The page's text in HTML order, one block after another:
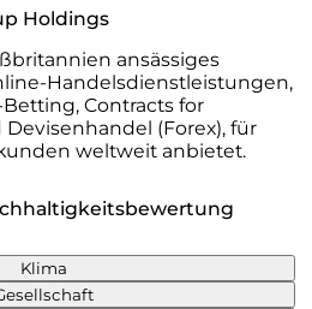
Holdings
ansässiges
Handelsdienstleistungen,
Contracts for
(Forex), für
weltweit anbietet.
Klima